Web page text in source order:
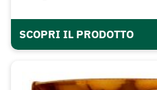
SCOPRI IL PRODOTTO